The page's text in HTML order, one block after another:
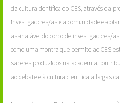
da cultura científica do CES, através da
investigadores/as e a comunidade
assinalável do corpo de investigadores/
como uma montra que permite ao CES
saberes produzidos na academia,
ao debate e à cultura científica a largas